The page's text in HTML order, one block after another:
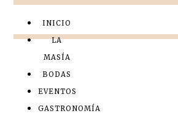
INICIO
LA
MASÍA
BODAS
EVENTOS
GASTRONOMÍA